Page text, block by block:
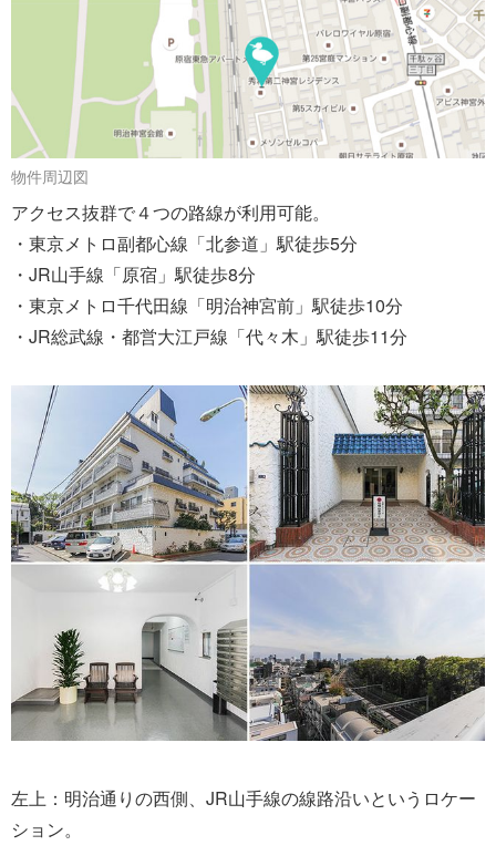
物件周辺図
アクセス抜群で４つの路線が利用可能。
・東京メトロ副都心線「北参道」駅徒歩5分
・JR山手線「原宿」駅徒歩8分
・東京メトロ千代田線「明治神宮前」駅徒歩10分
・JR総武線・都営大江戸線「代々木」駅徒歩11分
左上：明治通りの西側、JR山手線の線路沿いというロケー
ション。